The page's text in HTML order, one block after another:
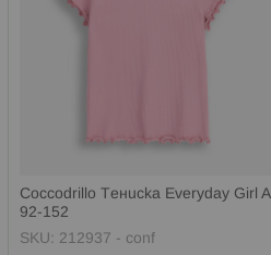
Coccodrillo Тениска Everyday Girl A
92-152
SKU: 212937 - conf